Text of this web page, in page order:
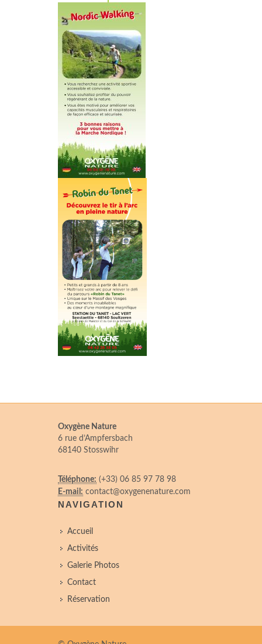
Oxygène Nature
6 rue d’Ampfersbach
68140 Stosswihr
Téléphone: (+33) 06 85 97 78 98
E-mail: contact@oxygenenature.com
NAVIGATION
Accueil
Activités
Galerie Photos
Contact
Réservation